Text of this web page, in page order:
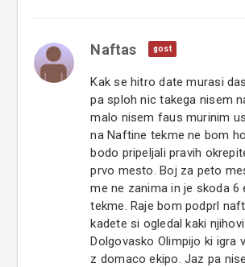
Naftas gost
Kak se hitro date murasi
pa sploh nic takega nisem
malo nisem faus murinim
na Naftine tekme ne bom
bodo pripeljali pravih
prvo mesto. Boj za peto
me ne zanima in je skoda 6
tekme. Raje bom podprl
kadete si ogledal kaki
Dolgovasko Olimpijo ki igra
z domaco ekipo. Jaz pa